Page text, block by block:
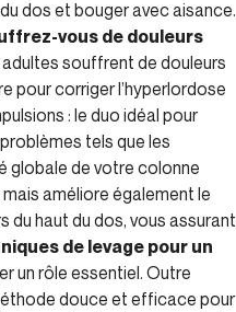
dos et bouger avec aisance.
vous de douleurs
souffrent de douleurs
pour corriger l’hyperlordose
: le duo idéal pour
tels que les
globale de votre colonne
améliore également le
haut du dos, vous assurant
de levage pour un
un rôle essentiel. Outre
douce et efficace pour